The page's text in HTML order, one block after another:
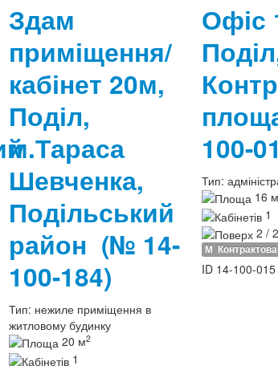
Здам
приміщення/
кабінет 20м,
Поділ,
м.Тараса
Шевченка,
Подільський
район (№ 14-
100-184)
Тип: нежиле приміщення в
житловому будинку
20 м2
1
Офіс
100-
Тип:
16 м
1
2 / 2
М
ID 14-100-015